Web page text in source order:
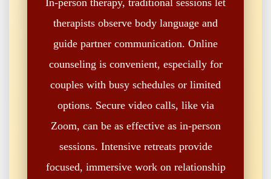
In-person therapy, traditional sessions let
therapists observe body language and
guide partner communication. Online
counseling is convenient, especially for
couples with busy schedules or limited
options. Secure video calls, like via
Zoom, can be as effective as in-person
sessions. Intensive retreats provide
focused, immersive work on relationship